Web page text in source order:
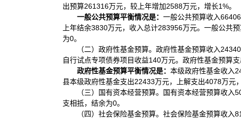
出预算261316万元，较上年增加2588万元，增长1%。
一般公共预算平衡情况是： 一般公共预算收入
上年结余3830万元，收入总计283956万元。一般公共
为0。
（二）政府性基金预算。政府性基金预算收入
自行试点专项债券项目收益140万元。政府性基金预算
政府性基金预算平衡情况是： 本级政府性基金收入
县本级政府性基金支出22433万元，上解支出4078万元
（三）国有资本经营预算。国有资本经营预算收
支相抵，结余为0。
（四）社会保险基金预算。社会保险基金预算收